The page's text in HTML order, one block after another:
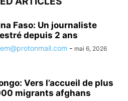
Faso: Un journaliste
depuis 2 ans
- mai 6, 2026
Vers l’accueil de plus
migrants afghans